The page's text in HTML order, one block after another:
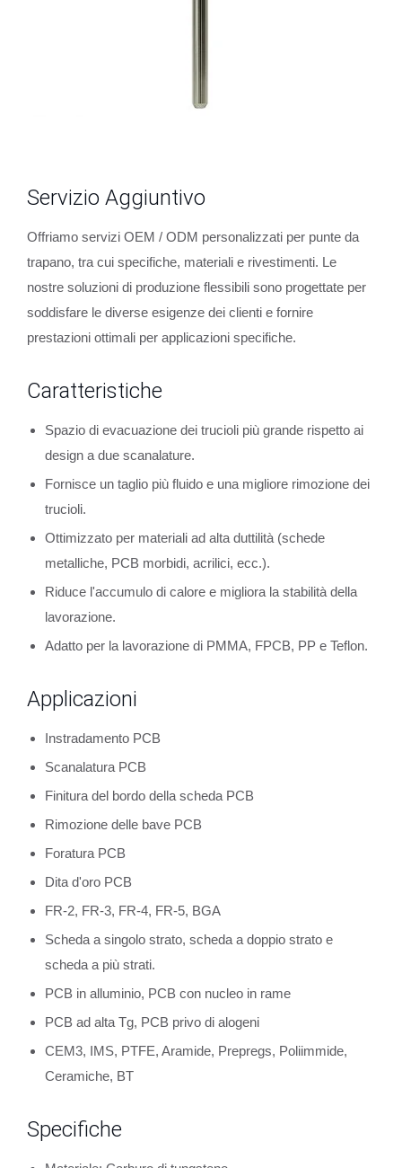
Servizio Aggiuntivo
Offriamo servizi OEM / ODM personalizzati per punte da
trapano, tra cui specifiche, materiali e rivestimenti. Le
nostre soluzioni di produzione flessibili sono progettate per
soddisfare le diverse esigenze dei clienti e fornire
prestazioni ottimali per applicazioni specifiche.
Caratteristiche
Spazio di evacuazione dei trucioli più grande rispetto ai
design a due scanalature.
Fornisce un taglio più fluido e una migliore rimozione dei
trucioli.
Ottimizzato per materiali ad alta duttilità (schede
metalliche, PCB morbidi, acrilici, ecc.).
Riduce l'accumulo di calore e migliora la stabilità della
lavorazione.
Adatto per la lavorazione di PMMA, FPCB, PP e Teflon.
Applicazioni
Instradamento PCB
Scanalatura PCB
Finitura del bordo della scheda PCB
Rimozione delle bave PCB
Foratura PCB
Dita d'oro PCB
FR-2, FR-3, FR-4, FR-5, BGA
Scheda a singolo strato, scheda a doppio strato e
scheda a più strati.
PCB in alluminio, PCB con nucleo in rame
PCB ad alta Tg, PCB privo di alogeni
CEM3, IMS, PTFE, Aramide, Prepregs, Poliimmide,
Ceramiche, BT
Specifiche